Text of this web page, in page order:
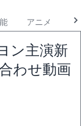
アニメ
ン主演新
わせ動画